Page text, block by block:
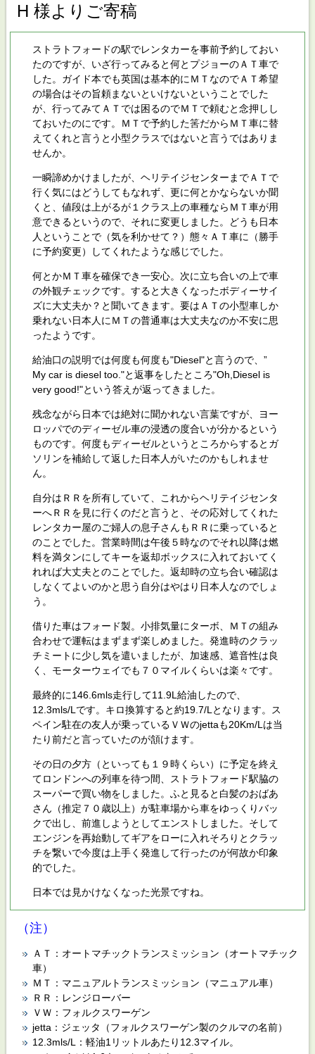
H 様よりご寄稿
ストラトフォードの駅でレンタカーを事前予約しておい
たのですが、いざ行ってみると何とプジョーのＡＴ車で
した。ガイド本でも英国は基本的にＭＴなのでＡＴ希望
の場合はその旨頼まないといけないということでした
が、行ってみてＡＴでは困るのでＭＴで頼むと念押しし
ておいたのにです。ＭＴで予約した筈だからＭＴ車に替
えてくれと言うと小型クラスではないと言うではありま
せんか。
一瞬諦めかけましたが、ヘリテイジセンターまでＡＴで
行く気にはどうしてもなれず、更に何とかならないか聞
くと、値段は上がるが１クラス上の車種ならＭＴ車が用
意できるというので、それに変更しました。どうも日本
人ということで（気を利かせて？）態々ＡＴ車に（勝手
に予約変更）してくれたような感じでした。
何とかＭＴ車を確保でき一安心。次に立ち合いの上で車
の外観チェックです。すると大きくなったボディーサイ
ズに大丈夫か？と聞いてきます。要はＡＴの小型車しか
乗れない日本人にＭＴの普通車は大丈夫なのか不安に思
ったようです。
給油口の説明では何度も何度も"Diesel"と言うので、”
My car is diesel too."と返事をしたところ"Oh,Diesel is
very good!"という答えが返ってきました。
残念ながら日本では絶対に聞かれない言葉ですが、ヨー
ロッパでのディーゼル車の浸透の度合いが分かるという
ものです。何度もディーゼルというところからするとガ
ソリンを補給して返した日本人がいたのかもしれませ
ん。
自分はＲＲを所有していて、これからヘリテイジセンタ
ーへＲＲを見に行くのだと言うと、その応対してくれた
レンタカー屋のご婦人の息子さんもＲＲに乗っていると
のことでした。営業時間は午後５時なのでそれ以降は燃
料を満タンにしてキーを返却ボックスに入れておいてく
れれば大丈夫とのことでした。返却時の立ち合い確認は
しなくてよいのかと思う自分はやはり日本人なのでしょ
う。
借りた車はフォード製。小排気量にターボ、ＭＴの組み
合わせで運転はまずまず楽しめました。発進時のクラッ
チミートに少し気を遣いましたが、加速感、遮音性は良
く、モーターウェイでも７０マイルくらいは楽々です。
最終的に146.6mls走行して11.9L給油したので、
12.3mls/Lです。キロ換算すると約19.7/Lとなります。ス
ペイン駐在の友人が乗っているＶＷのjettaも20Km/Lは当
たり前だと言っていたのが頷けます。
その日の夕方（といっても１９時くらい）に予定を終え
てロンドンへの列車を待つ間、ストラトフォード駅脇の
スーパーで買い物をしました。ふと見ると白髪のおばあ
さん（推定７０歳以上）が駐車場から車をゆっくりバッ
クで出し、前進しようとしてエンストしました。そして
エンジンを再始動してギアをローに入れそろりとクラッ
チを繋いで今度は上手く発進して行ったのが何故か印象
的でした。
日本では見かけなくなった光景ですね。
（注）
ＡＴ：オートマチックトランスミッション（オートマチック
車）
ＭＴ：マニュアルトランスミッション（マニュアル車）
ＲＲ：レンジローバー
ＶＷ：フォルクスワーゲン
jetta：ジェッタ（フォルクスワーゲン製のクルマの名前）
12.3mls/L：軽油1リットルあたり12.3マイル。